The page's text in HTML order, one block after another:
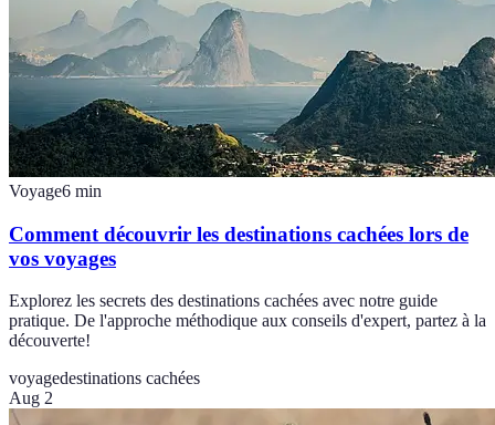
Voyage6 min
Comment découvrir les destinations cachées lors de
vos voyages
Explorez les secrets des destinations cachées avec notre guide
pratique. De l'approche méthodique aux conseils d'expert, partez à la
découverte!
voyagedestinations cachées
Aug 2